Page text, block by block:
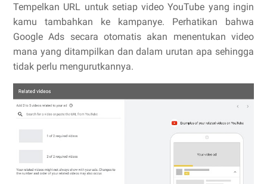
Tempelkan URL untuk setiap video YouTube yang ingin
kamu tambahkan ke kampanye. Perhatikan bahwa
Google Ads secara otomatis akan menentukan video
mana yang ditampilkan dan dalam urutan apa sehingga
tidak perlu mengurutkannya.